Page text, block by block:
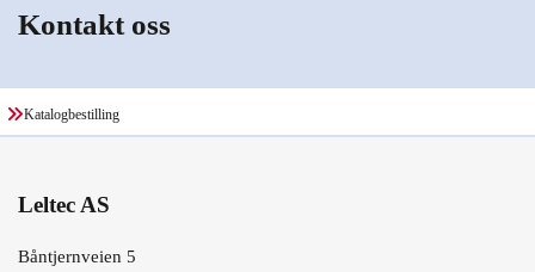
Kontakt oss
Katalogbestilling
Leltec AS
Båntjernveien 5